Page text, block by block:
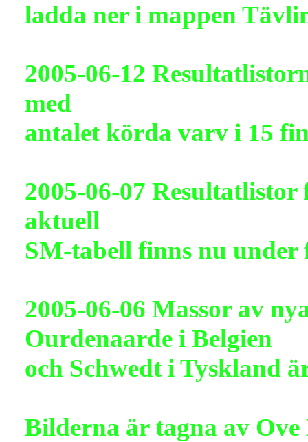
ladda ner i mappen
2005-06-12
med
antalet körda varv i 15
2005-06-07
aktuell
SM-tabell finns nu
2005-06-06 Massor av
Ourdenaarde i Belgien
och Schwedt i Tyskland
Bilderna är tagna av Ove